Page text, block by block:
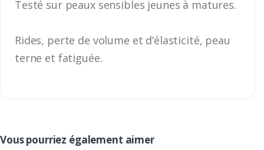
Testé sur peaux sensibles jeunes à matures.
Rides, perte de volume et d’élasticité, peau
terne et fatiguée.
Vous pourriez également aimer